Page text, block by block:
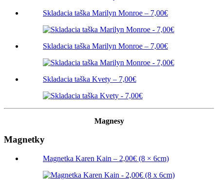
Skladacia taška Marilyn Monroe – 7,00€
Skladacia taška Marilyn Monroe – 7,00€
Skladacia taška Kvety – 7,00€
Magnesy
Magnetky
Magnetka Karen Kain – 2,00€ (8 × 6cm)